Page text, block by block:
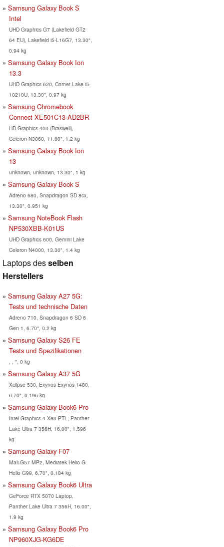
Samsung Galaxy Book S
Intel
UHD Graphics G7 (Lakefield GT2
64 EU), Lakefield i5-L16G7, 13.30",
0.94 kg
Samsung Galaxy Book Ion
13.3
UHD Graphics 620, Comet Lake i5-
10210U, 13.30", 0.97 kg
Samsung Chromebook
Connect XE501C13-AD2BR
HD Graphics 400 (Braswell),
Celeron N3060, 11.60", 1.2 kg
Samsung Galaxy Book Ion
13
unknown, unknown, 13.30", 1 kg
Samsung Galaxy Book S
Adreno 680, Snapdragon SD 8cx,
13.30", 0.951 kg
Samsung NoteBook Flash
NP530XBB-K01US
UHD Graphics 600, Gemini Lake
Celeron N4000, 13.30", 1.4 kg
Laptops desselben
Herstellers
Samsung Galaxy A27 5G:
Tests und technische Daten
Adreno 710, Snapdragon 6 SD 6
Gen 1, 6.70", 0.2 kg
Samsung Galaxy S26 FE
Tests und Spezifikationen
, , ", 0 kg
Samsung Galaxy A37 5G
Xclipse 530, Exynos Exynos 1480,
6.70", 0.196 kg
Samsung Galaxy Book6 Pro
Intel Graphics 4 Xe3 PTL, Panther
Lake Ultra 7 356H, 16.00", 1.596
kg
Samsung Galaxy F07
Mali-G57 MP2, Mediatek Helio G
Helio G99, 6.70", 0.184 kg
Samsung Galaxy Book6 Ultra
GeForce RTX 5070 Laptop,
Panther Lake Ultra 7 356H, 16.00",
1.9 kg
Samsung Galaxy Book6 Pro
NP960XJG-KG6DE